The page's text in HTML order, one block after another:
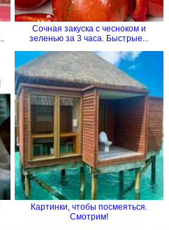
Сочная закуска с чесноком и
зеленью за 3 часа. Быстрые...
Картинки, чтобы посмеяться.
Смотрим!